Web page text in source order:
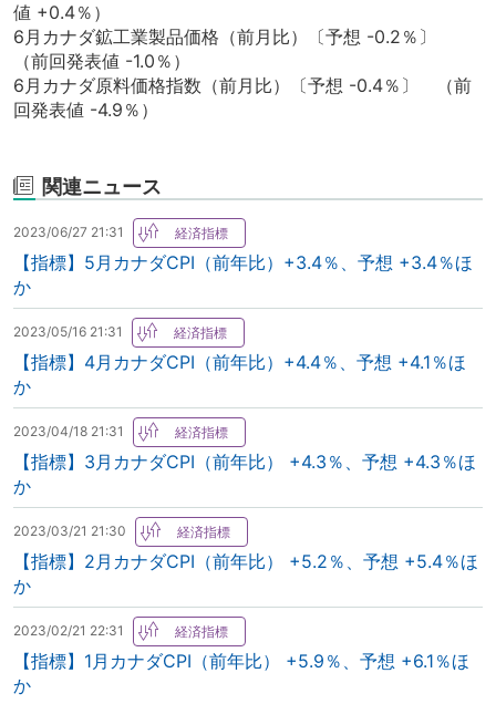
値 +0.4％）
6月カナダ鉱工業製品価格（前月比）〔予想 -0.2％〕
（前回発表値 -1.0％）
6月カナダ原料価格指数（前月比）〔予想 -0.4％〕 （前
回発表値 -4.9％）
関連ニュース
2023/06/27 21:31
【指標】5月カナダCPI（前年比）+3.4％、予想 +3.4％ほ
か
2023/05/16 21:31
【指標】4月カナダCPI（前年比）+4.4％、予想 +4.1％ほ
か
2023/04/18 21:31
【指標】3月カナダCPI（前年比） +4.3％、予想 +4.3％ほ
か
2023/03/21 21:30
【指標】2月カナダCPI（前年比） +5.2％、予想 +5.4％ほ
か
2023/02/21 22:31
【指標】1月カナダCPI（前年比） +5.9％、予想 +6.1％ほ
か